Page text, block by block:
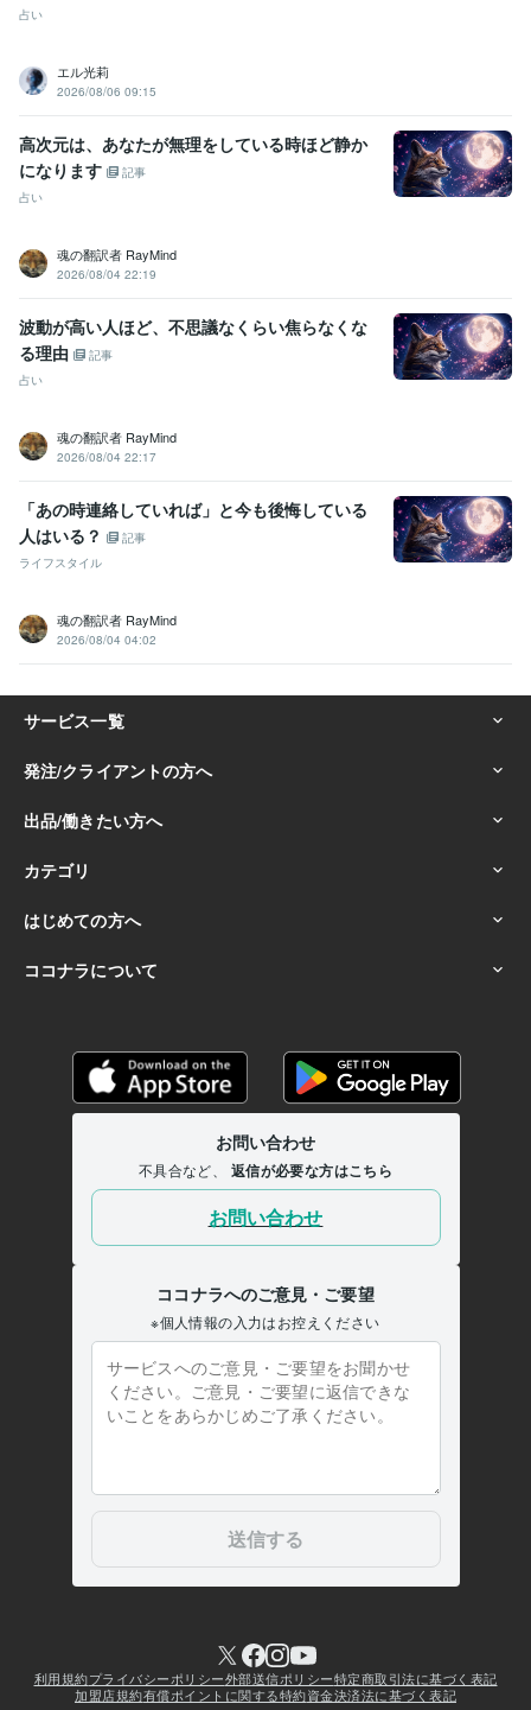
占い
エル光莉
2026/08/06 09:15
高次元は、あなたが無理をしている時ほど静か
になります
記事
占い
魂の翻訳者 RayMind
2026/08/04 22:19
波動が高い人ほど、不思議なくらい焦らなくな
る理由
記事
占い
魂の翻訳者 RayMind
2026/08/04 22:17
「あの時連絡していれば」と今も後悔している
人はいる？
記事
ライフスタイル
魂の翻訳者 RayMind
2026/08/04 04:02